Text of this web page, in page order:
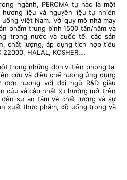
ngành, PEROMA tự hào là một
liệu và nguyên liệu tự nhiên
Việt Nam. Với quy mô nhà máy
phẩm trung bình 1500 tấn/năm và
trong nước và quốc tế, các sản
chất lượng, áp dụng tích hợp tiêu
22000, HALAL, KOSHER,…
trong những đơn vị tiên phong tại
cứu và điều chế hương ứng dụng
hương với đội ngũ R&D giàu
cứu và cập nhật xu hướng mới trên
sự an tâm về chất lượng và sự
xuất thực phẩm, đồ uống trong và